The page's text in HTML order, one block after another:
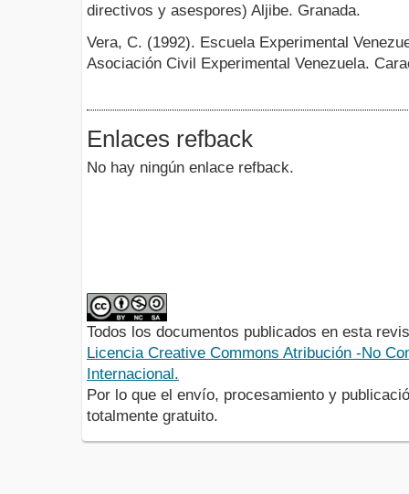
directivos y asespores) Aljibe. Granada.
Vera, C. (1992). Escuela Experimental
Asociación Civil Experimental Venezuela.
Enlaces refback
No hay ningún enlace refback.
Todos los documentos publicados en esta
Licencia Creative Commons Atribución -No
Internacional.
Por lo que el envío, procesamiento y
totalmente gratuito.